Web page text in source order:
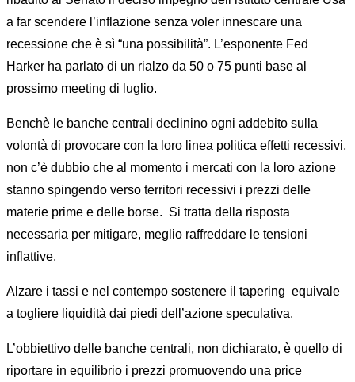
a far scendere l’inflazione senza voler innescare una
recessione che è sì “una possibilità”. L’esponente Fed
Harker ha parlato di un rialzo da 50 o 75 punti base al
prossimo meeting di luglio.
Benchè le banche centrali declinino ogni addebito sulla
volontà di provocare con la loro linea politica effetti recessivi,
non c’è dubbio che al momento i mercati con la loro azione
stanno spingendo verso territori recessivi i prezzi delle
materie prime e delle borse. Si tratta della risposta
necessaria per mitigare, meglio raffreddare le tensioni
inflattive.
Alzare i tassi e nel contempo sostenere il tapering equivale
a togliere liquidità dai piedi dell’azione speculativa.
L’obbiettivo delle banche centrali, non dichiarato, è quello di
riportare in equilibrio i prezzi promuovendo una price